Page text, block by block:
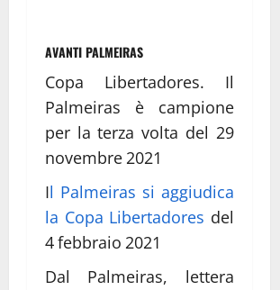
AVANTI PALMEIRAS
Copa Libertadores. Il
Palmeiras è campione
per la terza volta del 29
novembre 2021
Il Palmeiras si aggiudica
la Copa Libertadores del
4 febbraio 2021
Dal Palmeiras, lettera